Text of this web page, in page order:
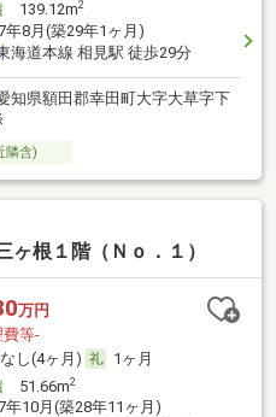
139.12m2
年8月(築29年1ヶ月)
海道本線 相見駅 徒歩29分
知県額田郡幸田町大字大草字下
隣含)
根１階（Ｎｏ．１）
万円
費等-
なし(4ヶ月)
1ヶ月
51.66m2
年10月(築28年11ヶ月)